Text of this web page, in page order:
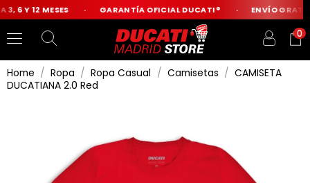
6 Y 12 MESES GARANTÍA OFICIAL DUCATI® ENVÍO
0
Home Ropa Ropa Casual Camisetas
CAMISETA
DUCATIANA 2.0 Red